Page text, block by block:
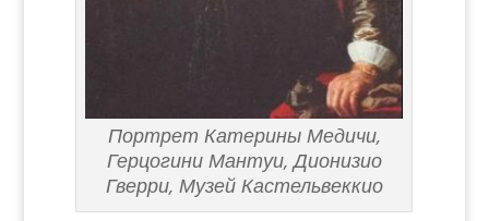
Портрет Катерины Медичи,
Герцогини Мантуи, Дионизио
Гверри, Музей Кастельвеккио